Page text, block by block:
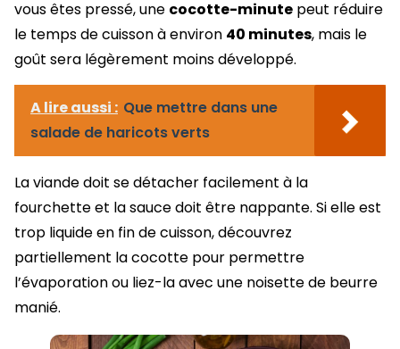
vous êtes pressé, une cocotte-minute peut réduire
le temps de cuisson à environ 40 minutes, mais le
goût sera légèrement moins développé.
A lire aussi : Que mettre dans une
salade de haricots verts
La viande doit se détacher facilement à la
fourchette et la sauce doit être nappante. Si elle est
trop liquide en fin de cuisson, découvrez
partiellement la cocotte pour permettre
l’évaporation ou liez-la avec une noisette de beurre
manié.